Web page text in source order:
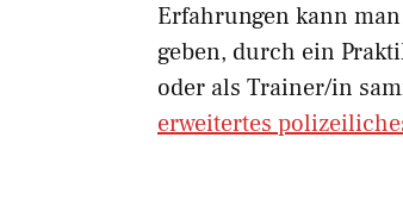
Erfahrungen kann
geben, durch ein
oder als Trainer/in
erweitertes